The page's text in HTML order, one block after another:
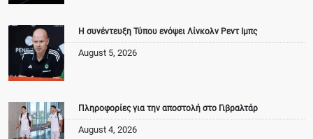
Η συνέντευξη Τύπου ενόψει Λίνκολν Ρεντ Ιμπς
August 5, 2026
Πληροφορίες για την αποστολή στο Γιβραλτάρ
August 4, 2026